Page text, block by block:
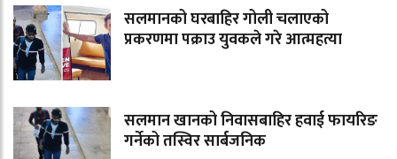
सलमानको घरबाहिर गोली चलाएको
प्रकरणमा पक्राउ युवकले गरे आत्महत्या
सलमान खानको निवासबाहिर हवाई फायरिङ
गर्नेको तस्विर सार्बजनिक